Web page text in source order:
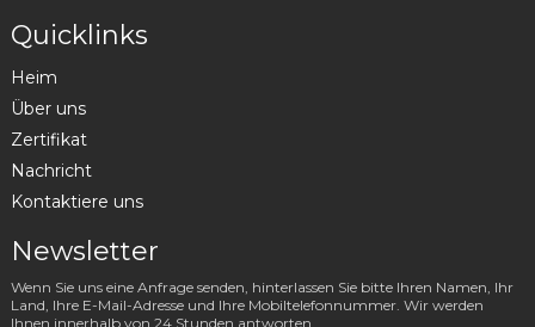
Quicklinks
Heim
Über uns
Zertifikat
Nachricht
Kontaktiere uns
Newsletter
Wenn Sie uns eine Anfrage senden, hinterlassen Sie bitte Ihren Namen, Ihr
Land, Ihre E-Mail-Adresse und Ihre Mobiltelefonnummer. Wir werden
Ihnen innerhalb von 24 Stunden antworten.